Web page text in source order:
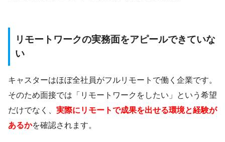
リモートワークの実務面をアピールできていな
い
キャスターはほぼ全社員がフルリモートで働く企業です。
そのため面接では「リモートワークをしたい」という希望
だけでなく、 実際にリモートで成果を出せる環境と経験が
あるかを確認されます。